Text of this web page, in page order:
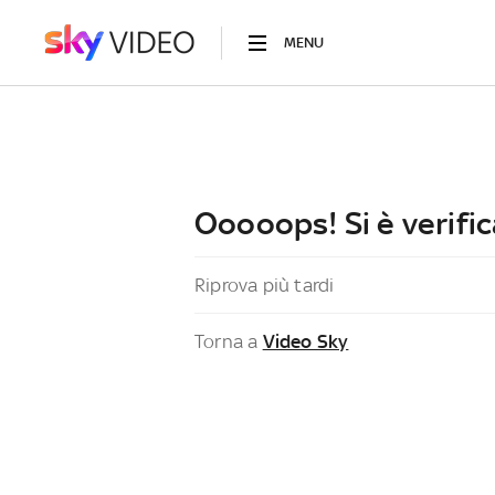
MENU
Ooooops! Si è
Riprova più tardi
Torna a Video Sky